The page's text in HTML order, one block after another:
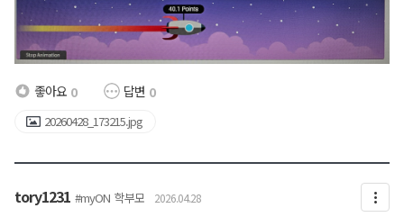
좋아요 0 답변 0
20260428_173215.jpg
tory1231 #myON 학부모 2026.04.28